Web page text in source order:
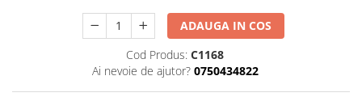
ADAUGA IN COS
Cod Produs: C1168
Ai nevoie de ajutor? 0750434822